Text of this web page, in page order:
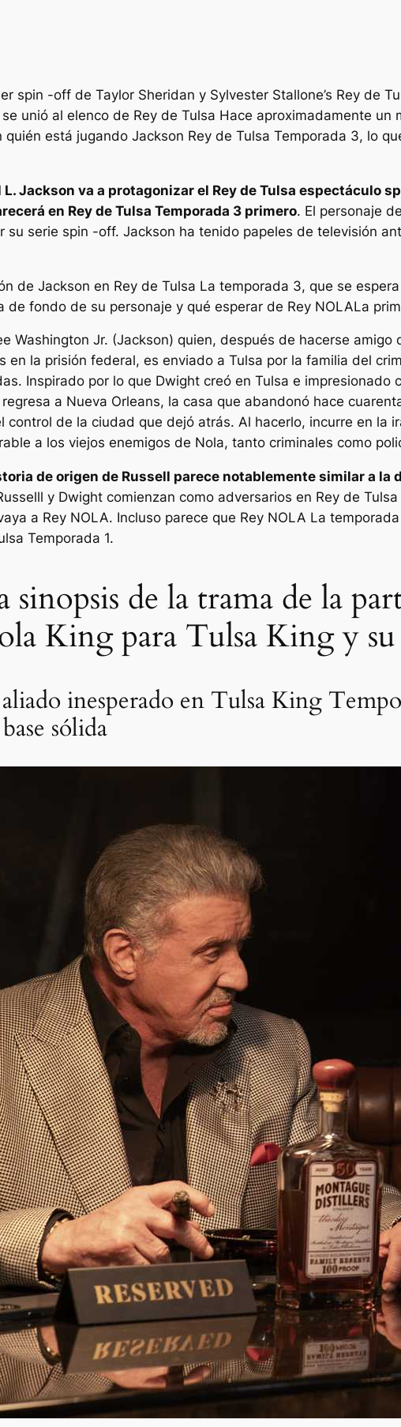
spin -off de Taylor Sheridan y Sylvester Stallone’s Rey de
unió al elenco de Rey de Tulsa Hace aproximadamente un
está jugando Jackson Rey de Tulsa Temporada 3, lo
L. Jackson va a protagonizar el Rey de Tulsa espectáculo
en Rey de Tulsa Temporada 3 primero. El personaje
su serie spin -off. Jackson ha tenido papeles de televisión
de Jackson en Rey de Tulsa La temporada 3, que se
de fondo de su personaje y qué esperar de Rey NOLALa
Washington Jr. (Jackson) quien, después de hacerse
en la prisión federal, es enviado a Tulsa por la familia del
Inspirado por lo que Dwight creó en Tulsa e impresionado
a Nueva Orleans, la casa que abandonó hace
control de la ciudad que dejó atrás. Al hacerlo, incurre en la
a los viejos enemigos de Nola, tanto criminales como
de origen de Russell parece notablemente similar a la
y Dwight comienzan como adversarios en Rey de Tulsa
a Rey NOLA. Incluso parece que Rey NOLA La
Temporada 1.
sinopsis de la trama de la
King para Tulsa King y
inesperado en Tulsa King
sólida